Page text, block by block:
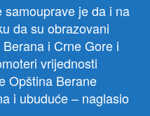
je da i na
da su obrazovani
i Crne Gore i
vrijednosti
Opština Berane
i ubuduće – naglasio